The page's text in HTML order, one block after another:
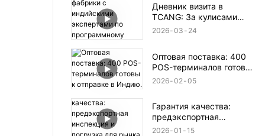
Дневник визита в
TCANG: За кулисами
нашей фабрики с
обеспечению для
интеграции POS-систем.
2026 03 24
Оптовая поставка: 400
POS-терминалов готовы
к отправке в Индию.
2026 02 05
Гарантия качества:
предэкспортная
инспекция и погрузка
2026 01 15